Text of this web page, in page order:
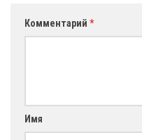
Комментарий *
Имя